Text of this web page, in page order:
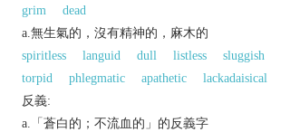
grim
dead
a.無生氣的，沒有精神的，麻木的
spiritless
languid dull listless
sluggish
torpid
phlegmatic apathetic
lackadaisical
反義:
a.「蒼白的；不流血的」的反義字